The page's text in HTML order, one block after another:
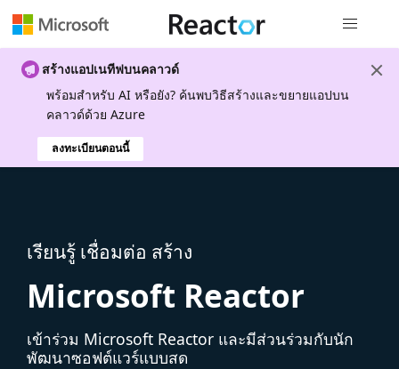
สร้างแอปเนทีฟบนคลาวด์
พร้อมสําหรับ AI หรือยัง? ค้นพบวิธีสร้างและขยายแอปบน
คลาวด์ด้วย Azure
ลงทะเบียนตอนนี้
เรียนรู้ เชื่อมต่อ สร้าง
Microsoft Reactor
เข้าร่วม Microsoft Reactor และมีส่วนร่วมกับนัก
พัฒนาซอฟต์แวร์แบบสด